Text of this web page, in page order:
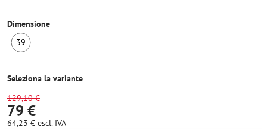
Dimensione
39
Seleziona la variante
129,10 €
79 €
64,23 € escl. IVA